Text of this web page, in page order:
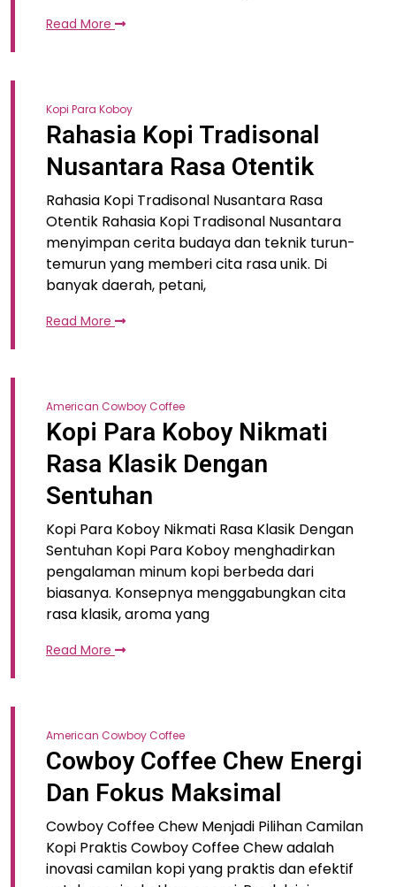
Read More
Kopi Para Koboy
Rahasia Kopi Tradisonal
Nusantara Rasa Otentik
Rahasia Kopi Tradisonal Nusantara Rasa
Otentik Rahasia Kopi Tradisonal Nusantara
menyimpan cerita budaya dan teknik turun-
temurun yang memberi cita rasa unik. Di
banyak daerah, petani,
Read More
American Cowboy Coffee
Kopi Para Koboy Nikmati
Rasa Klasik Dengan
Sentuhan
Kopi Para Koboy Nikmati Rasa Klasik Dengan
Sentuhan Kopi Para Koboy menghadirkan
pengalaman minum kopi berbeda dari
biasanya. Konsepnya menggabungkan cita
rasa klasik, aroma yang
Read More
American Cowboy Coffee
Cowboy Coffee Chew Energi
Dan Fokus Maksimal
Cowboy Coffee Chew Menjadi Pilihan Camilan
Kopi Praktis Cowboy Coffee Chew adalah
inovasi camilan kopi yang praktis dan efektif